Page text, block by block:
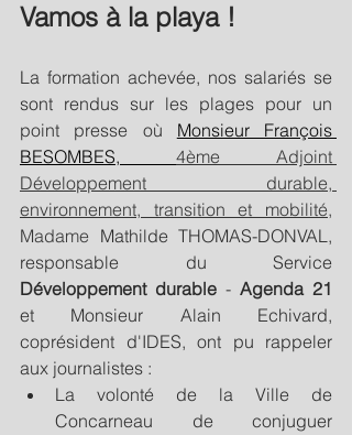
Vamos à la playa !
La formation achevée, nos salariés se
sont rendus sur les plages pour un
point presse où Monsieur François
BESOMBES,
4ème Adjoint
Développement durable,
environnement, transition et mobilité,
Madame Mathilde THOMAS-DONVAL,
Développement durable - Agenda 21
et Monsieur Alain Echivard,
coprésident d'IDES, ont pu rappeler
aux journalistes :
La volonté de la Ville de
Concarneau de conjuguer